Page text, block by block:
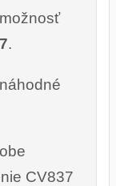
.
CV837